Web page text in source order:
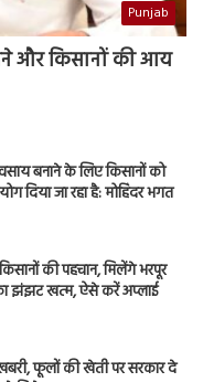
Punjab
और किसानों की आय
बनाने के लिए किसानों को
दिया जा रहा है: मोहिंदर भगत
की पहचान, मिलेंगे भरपूर
का झंझट खत्म, ऐसे करें अप्लाई
फूलों की खेती पर सरकार दे